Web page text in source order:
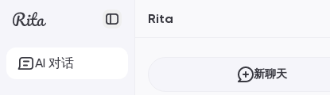
AI 对话
Rita
新聊天